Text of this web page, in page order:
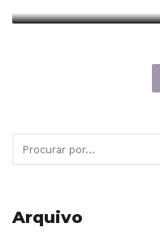
Arquivo